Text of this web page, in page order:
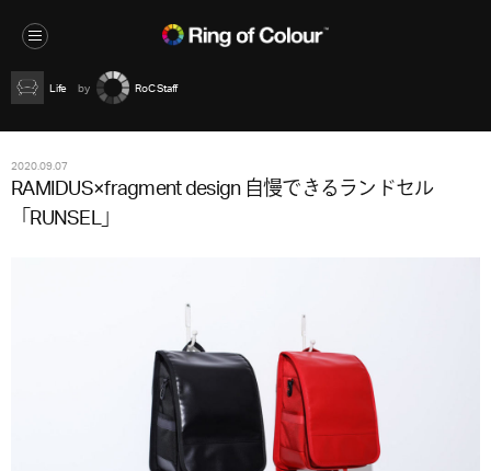
Life RoC Staff
2020.09.07
RAMIDUS×fragment design 自慢できるランドセル
「RUNSEL」